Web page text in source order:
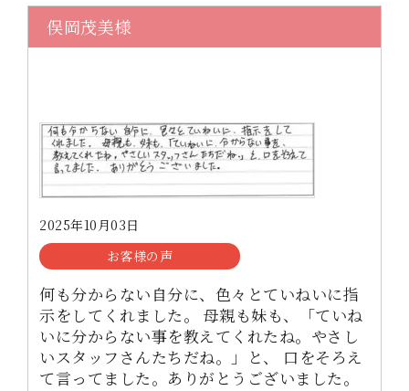
俣岡茂美様
2025年10月03日
お客様の声
何も分からない自分に、色々とていねいに指
示をしてくれました。 母親も妹も、「ていね
いに分からない事を教えてくれたね。やさし
いスタッフさんたちだね。」と、 口をそろえ
て言ってました。ありがとうございました。